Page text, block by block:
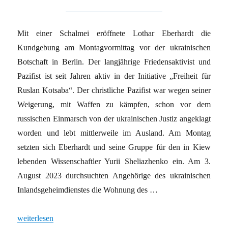
Mit einer Schalmei eröffnete Lothar Eberhardt die
Kundgebung am Montagvormittag vor der ukrainischen
Botschaft in Berlin. Der langjährige Friedensaktivist und
Pazifist ist seit Jahren aktiv in der Initiative „Freiheit für
Ruslan Kotsaba“. Der christliche Pazifist war wegen seiner
Weigerung, mit Waffen zu kämpfen, schon vor dem
russischen Einmarsch von der ukrainischen Justiz angeklagt
worden und lebt mittlerweile im Ausland. Am Montag
setzten sich Eberhardt und seine Gruppe für den in Kiew
lebenden Wissenschaftler Yurii Sheliazhenko ein. Am 3.
August 2023 durchsuchten Angehörige des ukrainischen
Inlandsgeheimdienstes die Wohnung des …
„Für gewaltfreie Verteidigung“
weiterlesen